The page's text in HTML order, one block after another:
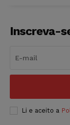
Inscreva-
Li e aceito a